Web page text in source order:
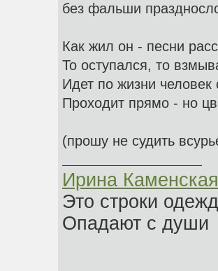
без фальши
Как жил он - песни
То оступался, то
Идет по жизни человек
Проходит прямо - но
(прошу не судить
Ирина Каменская
Это строки
Опадают с души